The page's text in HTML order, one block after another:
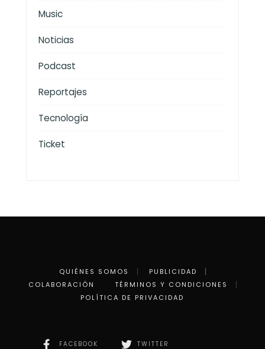
Music
Noticias
Podcast
Reportajes
Tecnología
Ticket
QUIÉNES SOMOS
PUBLICIDAD
COLABORACIÓN
TÉRMINOS Y CONDICIONES
POLÍTICA DE PRIVACIDAD
FACEBOOK TWITTER